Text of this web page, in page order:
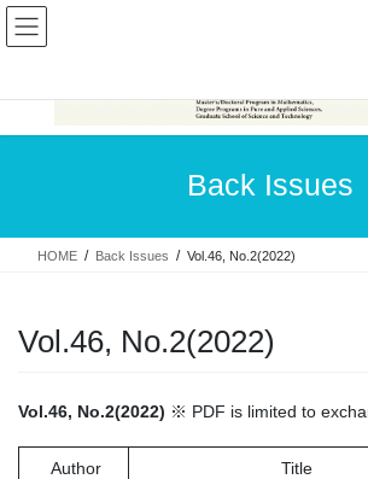
コ
ン
へ
プ
ナ
ビ
ョ
動
Back Issues
HOME Back Issues Vol.46, No.2(2022)
Vol.46, No.2(2022)
Vol.46, No.2(2022) ※ PDF is limited to
Author Title